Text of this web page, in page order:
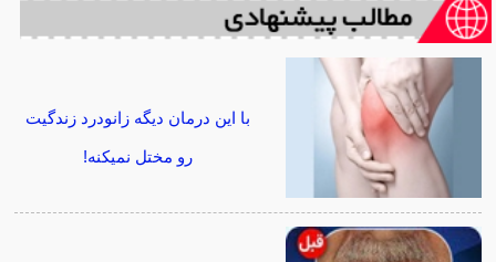
با این درمان دیگه زانودرد زندگیت
رو مختل نمیکنه!